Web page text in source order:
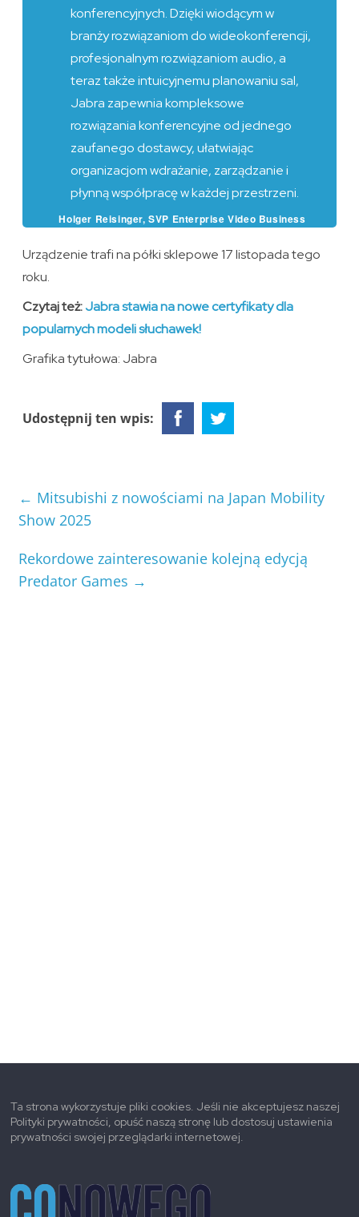
konferencyjnych. Dzięki wiodącym w
branży rozwiązaniom do wideokonferencji,
profesjonalnym rozwiązaniom audio, a
teraz także intuicyjnemu planowaniu sal,
Jabra zapewnia kompleksowe
rozwiązania konferencyjne od jednego
zaufanego dostawcy, ułatwiając
organizacjom wdrażanie, zarządzanie i
płynną współpracę w każdej przestrzeni.
Holger Reisinger, SVP Enterprise Video Business
Urządzenie trafi na półki sklepowe 17 listopada tego
roku.
Czytaj też:Jabra stawia na nowe certyfikaty dla
popularnych modeli słuchawek!
Grafika tytułowa: Jabra
Udostępnij ten wpis:
← Mitsubishi z nowościami na Japan Mobility
Show 2025
Rekordowe zainteresowanie kolejną edycją
Predator Games →
Ta strona wykorzystuje pliki cookies. Jeśli nie akceptujesz naszej
Polityki prywatności, opuść naszą stronę lub dostosuj ustawienia
prywatności swojej przeglądarki internetowej.